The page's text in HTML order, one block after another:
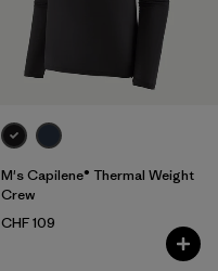
M's Capilene® Thermal Weight
Crew
CHF 109